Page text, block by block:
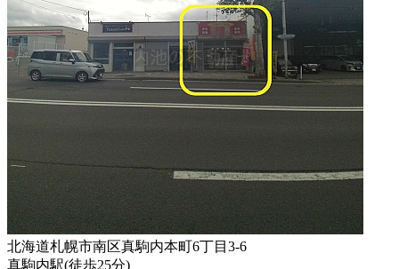
北海道札幌市南区真駒内本町6丁目3-6
真駒内駅(徒歩25分)